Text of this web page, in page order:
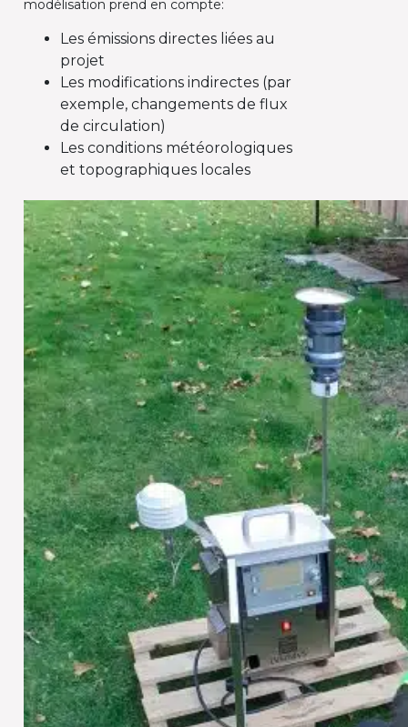
modélisation prend en compte:
Les émissions directes liées au
projet
Les modifications indirectes (par
exemple, changements de flux
de circulation)
Les conditions météorologiques
et topographiques locales